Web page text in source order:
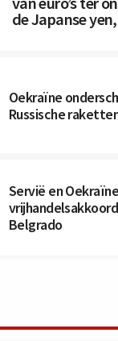
de Japanse
Oekraïne
Russische
Servië en
Belgrado